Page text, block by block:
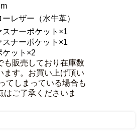
レザー（水牛革）
ナーポケット×1
ナーポケット×1
ット×2
販売しており在庫数
ます。お買い上げ頂い
てしまっている場合も
はご了承くださいま